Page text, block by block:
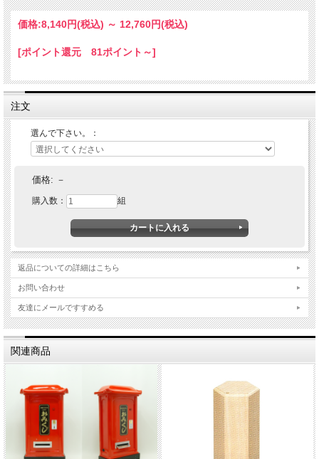
末吉12種
日本語のみです。
納期の目安：ご注文後10営業日。
価格:8,140円(税込) ～ 12,760円(税込)
[ポイント還元 81ポイント～]
注文
選んで下さい。：
価格: －
購入数： 組
返品についての詳細はこちら
お問い合わせ
友達にメールですすめる
関連商品